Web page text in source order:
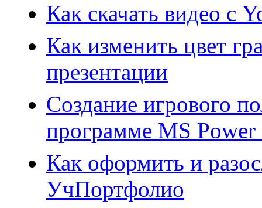
Как скачать видео с
Как изменить цвет
презентации
Создание игрового
программе MS
Как оформить и
УчПортфолио